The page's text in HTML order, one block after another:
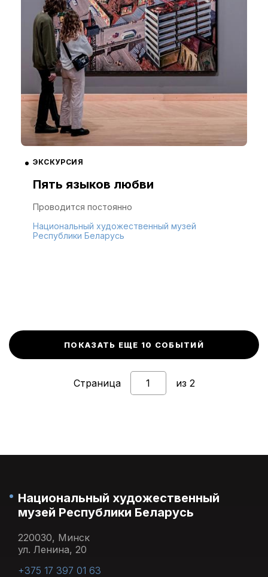
ЭКСКУРСИЯ
Пять языков любви
Проводится постоянно
Национальный художественный музей
Республики Беларусь
ПОКАЗАТЬ ЕЩЕ 10 СОБЫТИЙ
Страница из 2
Национальный художественный
музей Республики Беларусь
220030, Минск
ул. Ленина, 20
+375 17 397 01 63